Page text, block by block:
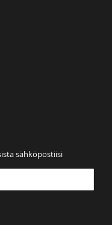
sähköpostiisi